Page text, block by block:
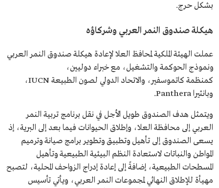
بشكل حرج.
هيكلة صندوق النمر العربي وشركاؤه
عملت الهيئة الملكية لمحافظ العلا لإعادة هيكلة صندوق النمر العربي
ونموذج الحوكمة والتشغيل، مع خبراء دوليين،
كمنظمة كاتموسفير، والاتحاد الدولي لصون الطبيعة IUCN،
وبانثيرا Panthera.
ويتمثل هدف الصندوق طويل الأجل في نقل برنامج تربية النمر
العربي إلى محافظة العلا، وإطلاق الحيوانات فيما بعد إلى البرية، إذ
يسعى الصندوق إلى تأهيل وتطبيق وتطوير برامج صيانة وترميم
المواطن والنباتات لاستعادة النظم البيئية الطبيعية وتأهيل
المسطحات الطبيعية، إضافةً إلى إعادة إدراج الزواحف المحلية، لتصبح
مهيأة للإطلاق النهائي لمجموعات النمر العربي، ويأتي تأسيس